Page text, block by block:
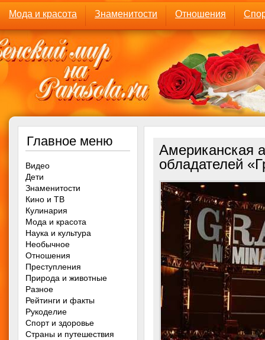
Мода и красота Знаменитости Отношения
Американская
обладателей
Главное меню
Видео
Дети
Знаменитости
Кино и ТВ
Кулинария
Мода и красота
Наука и культура
Необычное
Отношения
Преступления
Природа и животные
Разное
Рейтинги и факты
Рукоделие
Спорт и здоровье
Страны и путешествия